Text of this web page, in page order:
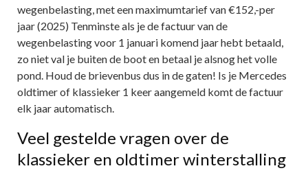
wegenbelasting, met een maximumtarief van €152,-per
jaar (2025) Tenminste als je de factuur van de
wegenbelasting voor 1 januari komend jaar hebt betaald,
zo niet val je buiten de boot en betaal je alsnog het volle
pond. Houd de brievenbus dus in de gaten! Is je Mercedes
oldtimer of klassieker 1 keer aangemeld komt de factuur
elk jaar automatisch.
Veel gestelde vragen over de
klassieker en oldtimer winterstalling